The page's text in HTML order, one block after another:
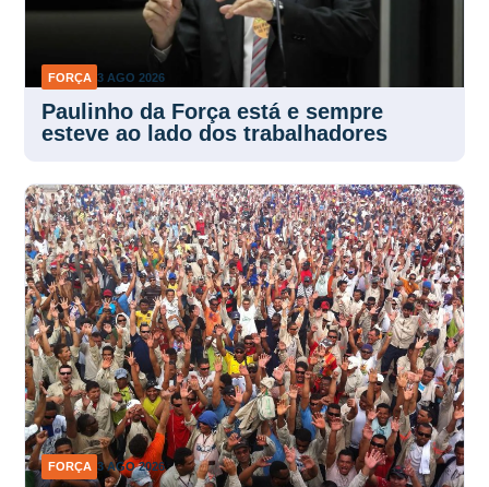
FORÇA 3 AGO 2026
Paulinho da Força está e sempre
esteve ao lado dos trabalhadores
FORÇA 3 AGO 2026